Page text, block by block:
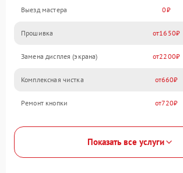
Выезд мастера 0
Прошивка 1650
Замена дисплея (экрана) 2200
Комплексная чистка 660
Ремонт кнопки 720
Показать все услуги